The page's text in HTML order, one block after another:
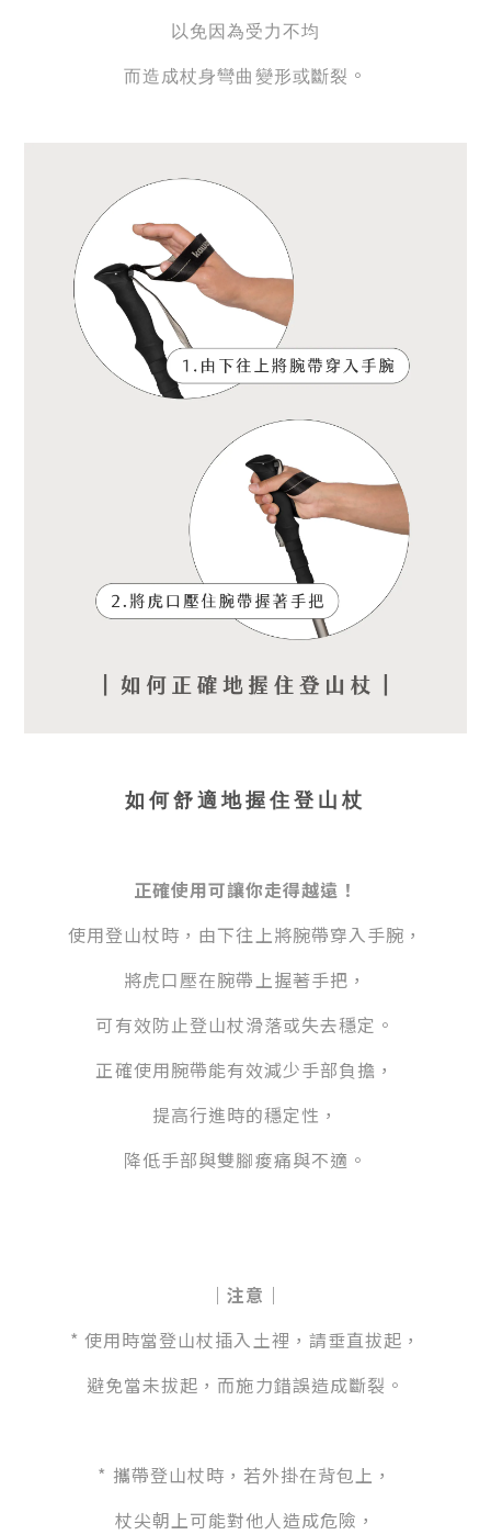
以免因為受力不均
而造成杖身彎曲變形或斷裂 。
如何舒適地握住登山杖
正確使用可讓你走得越遠！
使用登山杖時，由下往上將腕帶穿入手腕，
將虎口壓在腕帶上握著手把，
可有效防止登山杖滑落或失去穩定。
正確使用腕帶能有效減少手部負擔，
提高行進時的穩定性，
降低手部與雙腳痠痛與不適。
｜注意｜
* 使用時當登山杖插入土裡，請垂直拔起，
避免當未拔起，而施力錯誤造成斷裂。
* 攜帶登山杖時，若外掛在背包上，
杖尖朝上可能對他人造成危險，